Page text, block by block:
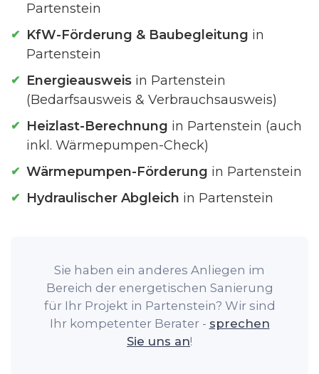
Partenstein
KfW-Förderung & Baubegleitung in
Partenstein
Energieausweis in Partenstein
(Bedarfsausweis & Verbrauchsausweis)
Heizlast-Berechnung in Partenstein (auch
inkl. Wärmepumpen-Check)
Wärmepumpen-Förderung in Partenstein
Hydraulischer Abgleich in Partenstein
Sie haben ein anderes Anliegen im
Bereich der energetischen Sanierung
für Ihr Projekt in Partenstein? Wir sind
Ihr kompetenter Berater - sprechen
Sie uns an!